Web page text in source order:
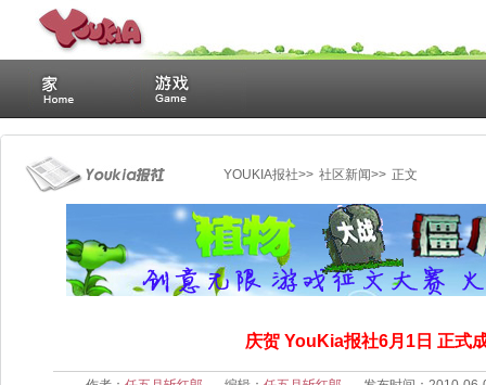
YOUKIA报社>> 社区新闻>> 正文
庆贺 YouKia报社6月1日 正式